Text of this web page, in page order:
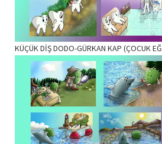
KÜÇÜK DİŞ DODO-GÜRKAN KAP (ÇOCUK